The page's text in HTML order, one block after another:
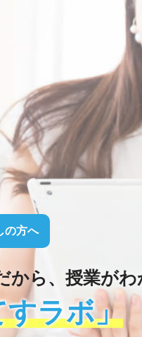
の方へ
から、授業が
すラボ」